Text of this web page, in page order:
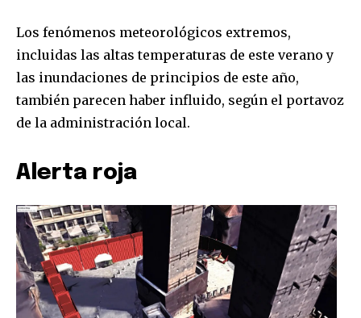
Los fenómenos meteorológicos extremos,
incluidas las altas temperaturas de este verano y
las inundaciones de principios de este año,
también parecen haber influido, según el portavoz
de la administración local.
Alerta roja